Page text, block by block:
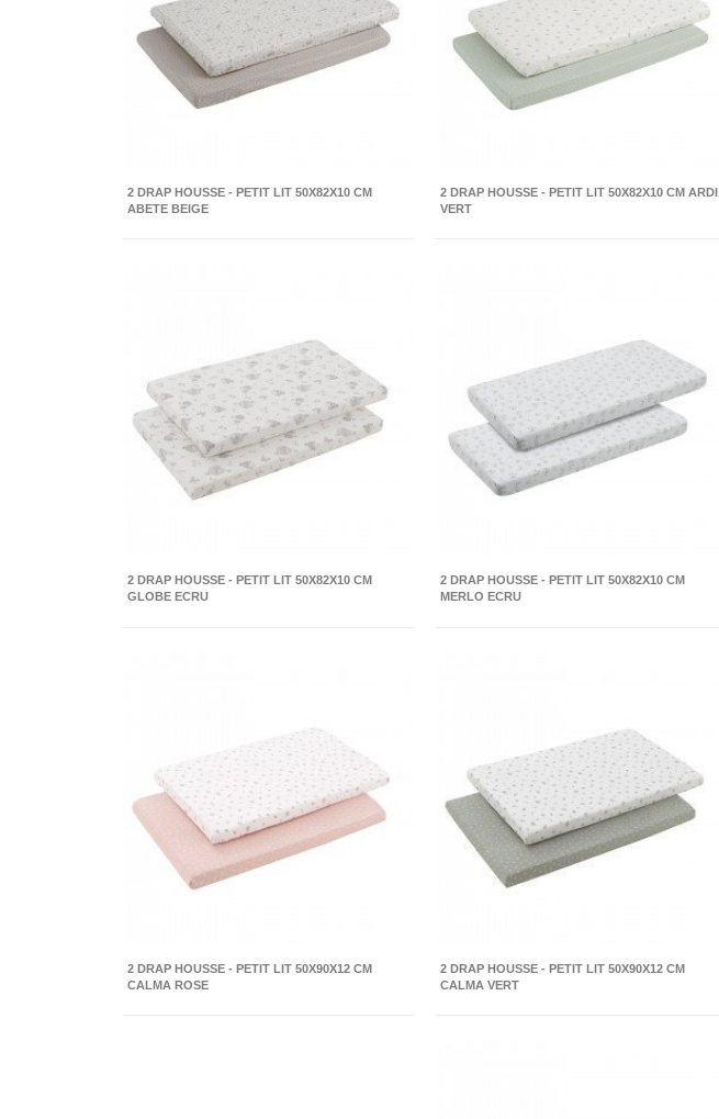
2 DRAP HOUSSE - PETIT LIT 50X82X10 CM
ABETE BEIGE
2 DRAP HOUSSE - PETIT LIT 50X82X10 CM ARDI
VERT
2 DRAP HOUSSE - PETIT LIT 50X82X10 CM
GLOBE ECRU
2 DRAP HOUSSE - PETIT LIT 50X82X10 CM
MERLO ECRU
2 DRAP HOUSSE - PETIT LIT 50X90X12 CM
CALMA ROSE
2 DRAP HOUSSE - PETIT LIT 50X90X12 CM
CALMA VERT